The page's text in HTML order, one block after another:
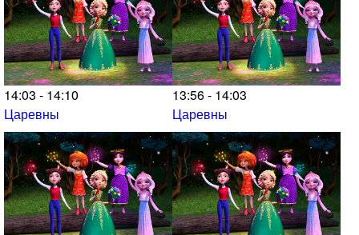
14:03 - 14:10
Царевны
13:56 - 14:03
Царевны